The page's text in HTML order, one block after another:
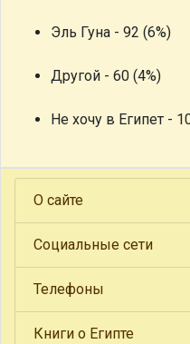
Эль Гуна - 92 (6%)
Другой - 60 (4%)
Не хочу в Египет -
О сайте
Социальные сети
Телефоны
Книги о Египте